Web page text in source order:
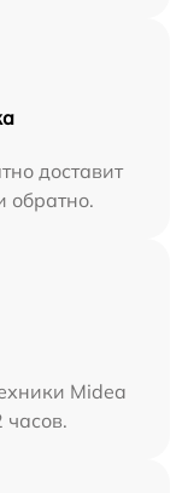
доставит
обратно.
Midea
часов.